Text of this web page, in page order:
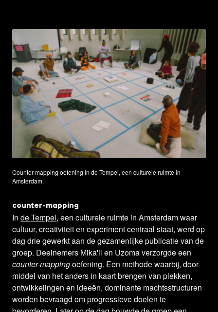
Counter-mapping oefening in de Tempel, een culturele ruimte in
Amsterdam.
counter-mapping
In de Tempel, een culturele ruimte in Amsterdam waar
cultuur, creativiteit en experiment centraal staat, werd op
dag drie gewerkt aan de gezamenlijke publicatie van de
groep. Deelnemers Mika'il en Uzoma verzorgde een
counter-mappingoefening. Een methode waarbij, door
middel van het anders in kaart brengen van plekken,
ontwikkelingen en ideeën, dominante machtsstructuren
worden bevraagd om progressieve doelen te